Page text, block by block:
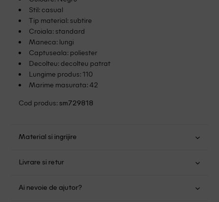
Stil: casual
Tip material: subtire
Croiala: standard
Maneca: lungi
Captuseala: poliester
Decolteu: decolteu patrat
Lungime produs: 110
Marime masurata: 42
Cod produs: sm729818
Material si ingrijire
Nu folositi inalbitor
Nu uscati in uscator
Livrare si retur
mare de 149.00 lei.
Ai nevoie de ajutor?